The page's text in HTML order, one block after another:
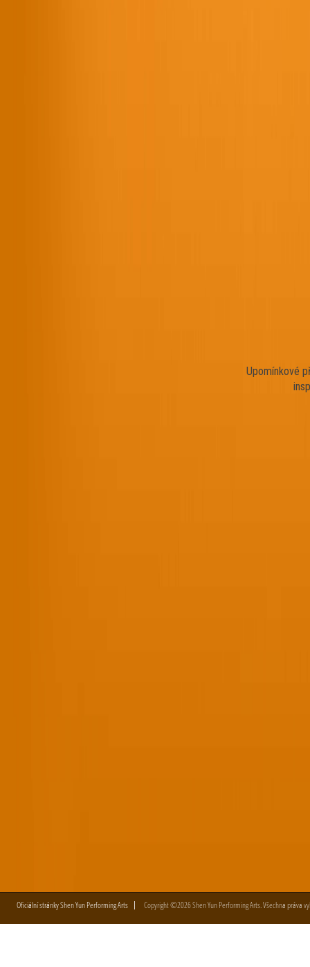
Upomínkové
Oficiální stránky Shen Yun Performing Arts Copyright ©2026 Shen Yun Performing Arts. Všechna práva